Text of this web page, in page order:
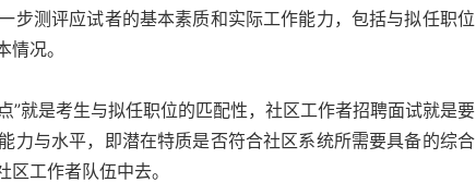
步测评应试者的基本素质和实际工作能力，包括与拟任职位
况。
”就是考生与拟任职位的匹配性，社区工作者招聘面试就是要
力与水平，即潜在特质是否符合社区系统所需要具备的综合
工作者队伍中去。